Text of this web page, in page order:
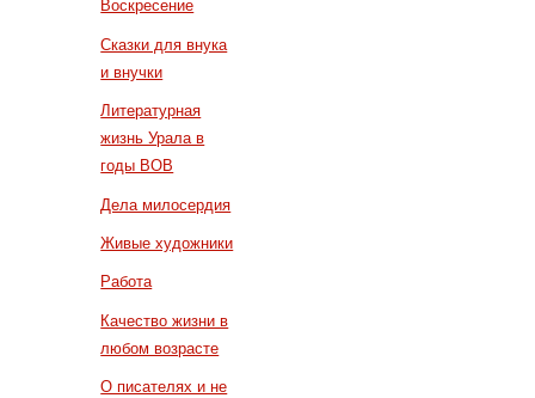
Воскресение
Сказки для внука
и внучки
Литературная
жизнь Урала в
годы ВОВ
Дела милосердия
Живые художники
Работа
Качество жизни в
любом возрасте
О писателях и не